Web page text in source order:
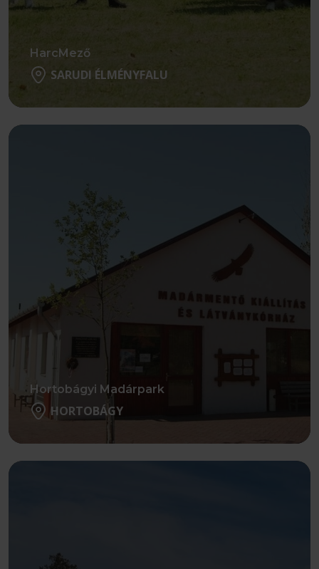
HarcMező
SARUDI ÉLMÉNYFALU
Hortobágyi Madárpark
HORTOBÁGY